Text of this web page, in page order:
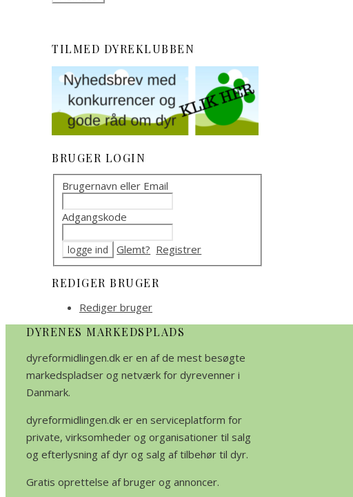
TILMED DYREKLUBBEN
BRUGER LOGIN
Brugernavn eller Email
Adgangskode
Glemt? Registrer
REDIGER BRUGER
Rediger bruger
DYRENES MARKEDSPLADS
dyreformidlingen.dk er en af de mest besøgte
markedspladser og netværk for dyrevenner i
Danmark.
dyreformidlingen.dk er en serviceplatform for
private, virksomheder og organisationer til salg
og efterlysning af dyr og salg af tilbehør til dyr.
Gratis oprettelse af bruger og annoncer.